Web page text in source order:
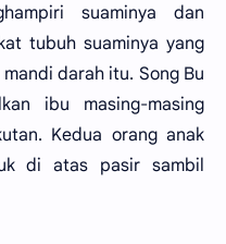
suaminya dan
tubuh suaminya yang
darah itu. Song Bu
ibu masing-masing
Kedua orang anak
di atas pasir sambil